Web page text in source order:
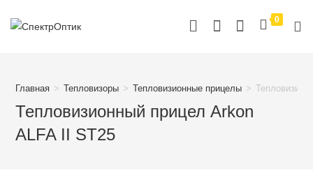
0
Главная > Тепловизоры > Тепловизионные прицелы >
Тепловизионный прицел Arkon
ALFA II ST25